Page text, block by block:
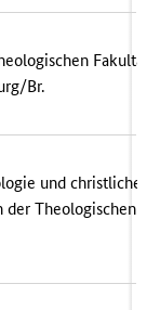
Fakultät
Br.
und christliche
der Theologischen